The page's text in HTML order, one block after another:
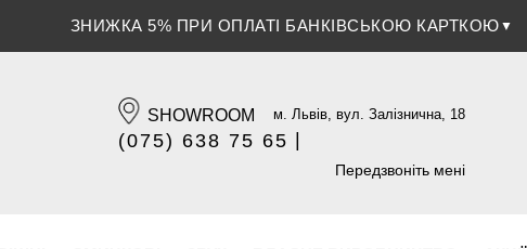
ЗНИЖКА 5% ПРИ ОПЛАТІ БАНКІВСЬКОЮ КАРТКОЮ ▼
SHOWROOM м. Львів, вул. Залізнична, 18
(075) 638 75 65
(096) 609 84 32
Передзвоніть мені